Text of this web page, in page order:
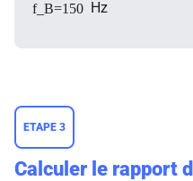
f_B=150 Hz
ETAPE 3
Calculer le rapport